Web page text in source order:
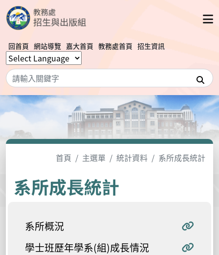
回首頁 網站導覽 嘉大首頁 教務處首頁 招生資訊
搜尋
首頁 主選單 統計資料 系所成長統計
系所成長統計
系所概況
學士班歷年學系(組)成長情況